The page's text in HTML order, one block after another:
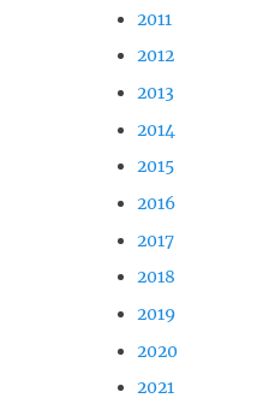
2011
2012
2013
2014
2015
2016
2017
2018
2019
2020
2021